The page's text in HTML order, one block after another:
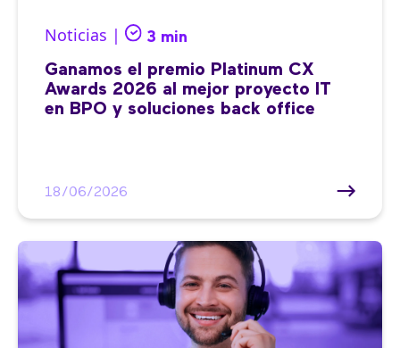
Noticias | 3 min
Ganamos el premio Platinum CX
Awards 2026 al mejor proyecto IT
en BPO y soluciones back office
18/06/2026